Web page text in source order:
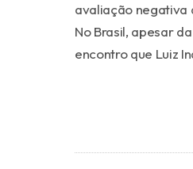
avaliação negativa
No Brasil, apesar
encontro que Luiz